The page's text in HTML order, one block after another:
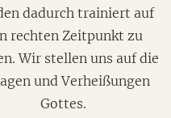
dadurch trainiert auf
rechten Zeitpunkt zu
Wir stellen uns auf die
und Verheißungen
Gottes.